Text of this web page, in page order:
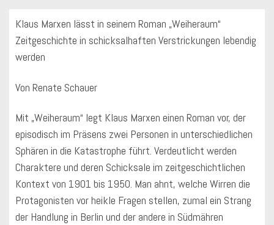
Klaus Marxen lässt in seinem Roman „Weiheraum“
Zeitgeschichte in schicksalhaften Verstrickungen lebendig
werden
Von Renate Schauer
Mit „Weiheraum“ legt Klaus Marxen einen Roman vor, der
episodisch im Präsens zwei Personen in unterschiedlichen
Sphären in die Katastrophe führt. Verdeutlicht werden
Charaktere und deren Schicksale im zeitgeschichtlichen
Kontext von 1901 bis 1950. Man ahnt, welche Wirren die
Protagonisten vor heikle Fragen stellen, zumal ein Strang
der Handlung in Berlin und der andere in Südmähren